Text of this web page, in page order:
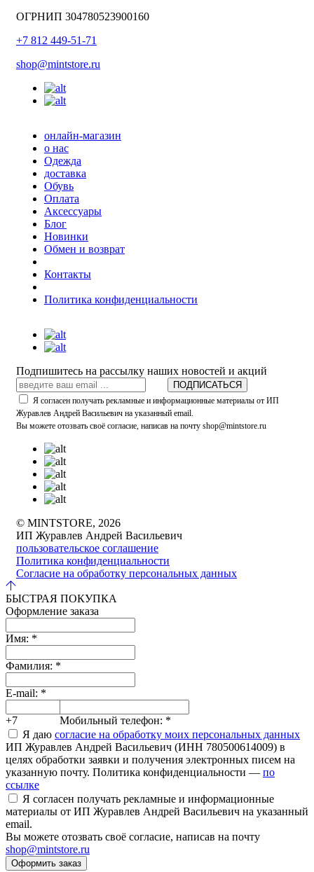
ОГРНИП 304780523900160
+7 812 449-51-71
shop@mintstore.ru
онлайн-магазин
о нас
Одежда
доставка
Обувь
Оплата
Аксессуары
Блог
Новинки
Обмен и возврат
Контакты
Политика конфиденциальности
Подпишитесь на рассылку наших новостей и акций
ПОДПИСАТЬСЯ
Я согласен получать рекламные и информационные материалы от ИП
Журавлев Андрей Васильевич на указанный email.
Вы можете отозвать своё согласие, написав на почту shop@mintstore.ru
© MINTSTORE, 2026
ИП Журавлев Андрей Васильевич
пользовательское соглашение
Политика конфиденциальности
Согласие на обработку персональных данных
БЫСТРАЯ ПОКУПКА
Оформление заказа
Имя: *
Фамилия: *
E-mail: *
+7 Мобильный телефон: *
Я даю согласие на обработку моих персональных данных
ИП Журавлев Андрей Васильевич (ИНН 780500614009) в
целях обработки заявки и получения электронных писем на
указанную почту. Политика конфиденциальности — по
ссылке
Я согласен получать рекламные и информационные
материалы от ИП Журавлев Андрей Васильевич на указанный
email.
Вы можете отозвать своё согласие, написав на почту
shop@mintstore.ru
Оформить заказ